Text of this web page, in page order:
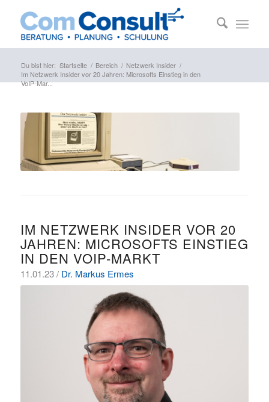
Du bist hier: Startseite / Bereich / Netzwerk Insider /
Im Netzwerk Insider vor 20 Jahren: Microsofts Einstieg in den
VoIP-Mar...
IM NETZWERK INSIDER VOR 20
JAHREN: MICROSOFTS EINSTIEG
IN DEN VOIP-MARKT
11.01.23 / Dr. Markus Ermes